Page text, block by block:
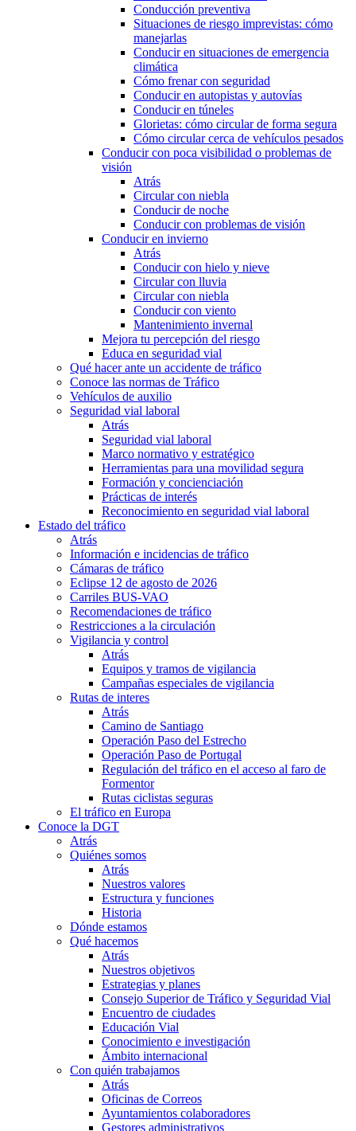
Conducción preventiva
Situaciones de riesgo imprevistas: cómo
manejarlas
Conducir en situaciones de emergencia
climática
Cómo frenar con seguridad
Conducir en autopistas y autovías
Conducir en túneles
Glorietas: cómo circular de forma segura
Cómo circular cerca de vehículos pesados
Conducir con poca visibilidad o problemas de
visión
Atrás
Circular con niebla
Conducir de noche
Conducir con problemas de visión
Conducir en invierno
Atrás
Conducir con hielo y nieve
Circular con lluvia
Circular con niebla
Conducir con viento
Mantenimiento invernal
Mejora tu percepción del riesgo
Educa en seguridad vial
Qué hacer ante un accidente de tráfico
Conoce las normas de Tráfico
Vehículos de auxilio
Seguridad vial laboral
Atrás
Seguridad vial laboral
Marco normativo y estratégico
Herramientas para una movilidad segura
Formación y concienciación
Prácticas de interés
Reconocimiento en seguridad vial laboral
Estado del tráfico
Atrás
Información e incidencias de tráfico
Cámaras de tráfico
Eclipse 12 de agosto de 2026
Carriles BUS-VAO
Recomendaciones de tráfico
Restricciones a la circulación
Vigilancia y control
Atrás
Equipos y tramos de vigilancia
Campañas especiales de vigilancia
Rutas de interes
Atrás
Camino de Santiago
Operación Paso del Estrecho
Operación Paso de Portugal
Regulación del tráfico en el acceso al faro de
Formentor
Rutas ciclistas seguras
El tráfico en Europa
Conoce la DGT
Atrás
Quiénes somos
Atrás
Nuestros valores
Estructura y funciones
Historia
Dónde estamos
Qué hacemos
Atrás
Nuestros objetivos
Estrategias y planes
Consejo Superior de Tráfico y Seguridad Vial
Encuentro de ciudades
Educación Vial
Conocimiento e investigación
Ámbito internacional
Con quién trabajamos
Atrás
Oficinas de Correos
Ayuntamientos colaboradores
Gestores administrativos